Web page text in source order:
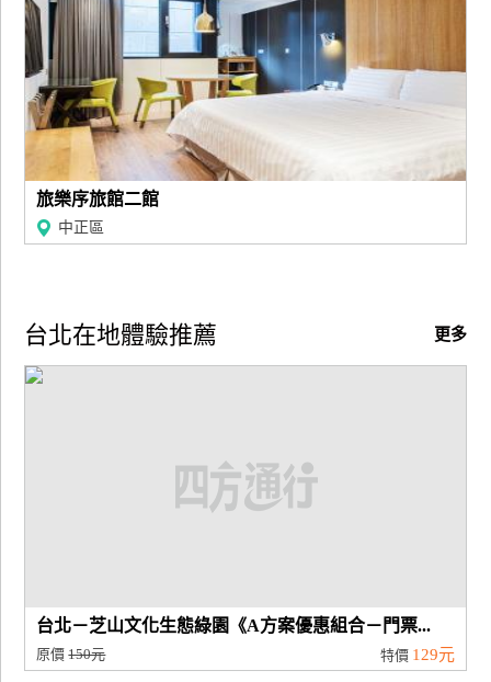
訂
房
請
據
合
飯
作
旅樂序旅館二館
中正區
更多
台北在地體驗推薦
台北－芝山文化生態綠園《A方案優惠組合－門票...
原價150元 特價 129元